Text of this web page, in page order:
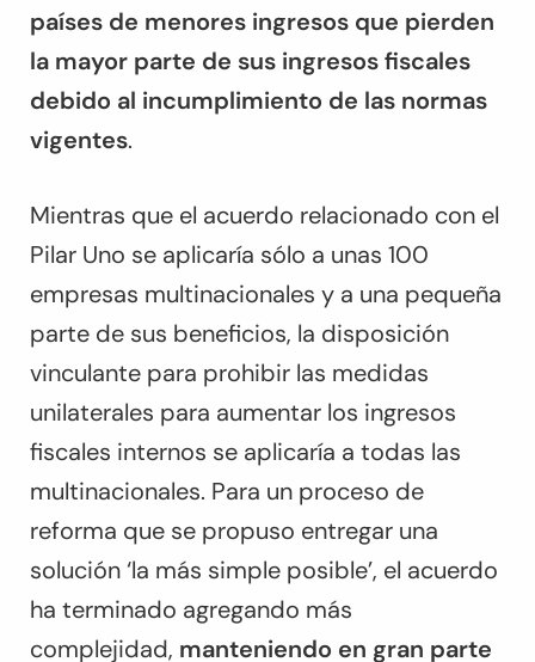
países de menores ingresos que pierden
la mayor parte de sus ingresos fiscales
debido al incumplimiento de las normas
vigentes.
Mientras que el acuerdo relacionado con el
Pilar Uno se aplicaría sólo a unas 100
empresas multinacionales y a una pequeña
parte de sus beneficios, la disposición
vinculante para prohibir las medidas
unilaterales para aumentar los ingresos
fiscales internos se aplicaría a todas las
multinacionales. Para un proceso de
reforma que se propuso entregar una
solución ‘la más simple posible’, el acuerdo
ha terminado agregando más
complejidad, manteniendo en gran parte